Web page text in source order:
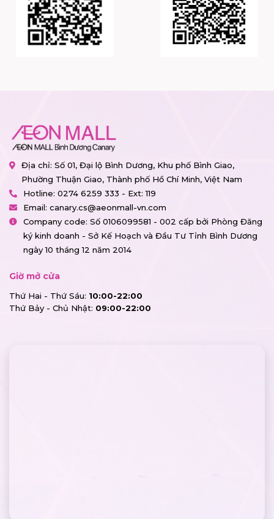
Địa chỉ: Số 01, Đại lộ Bình Dương, Khu phố Bình Giao,
Phường Thuận Giao, Thành phố Hồ Chí Minh, Việt Nam
Hotline: 0274 6259 333 - Ext: 119
Email: canary.cs@aeonmall-vn.com
Company code: Số 0106099581 - 002 cấp bởi Phòng Đăng
ký kinh doanh - Sở Kế Hoạch và Đầu Tư Tỉnh Bình Dương
ngày 10 tháng 12 năm 2014
Giờ mở cửa
Thứ Hai - Thứ Sáu: 10:00-22:00
Thứ Bảy - Chủ Nhật: 09:00-22:00